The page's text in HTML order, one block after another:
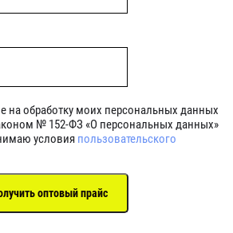
на обработку моих персональных данных
№ 152-ФЗ «О персональных данных»
условия пользовательского